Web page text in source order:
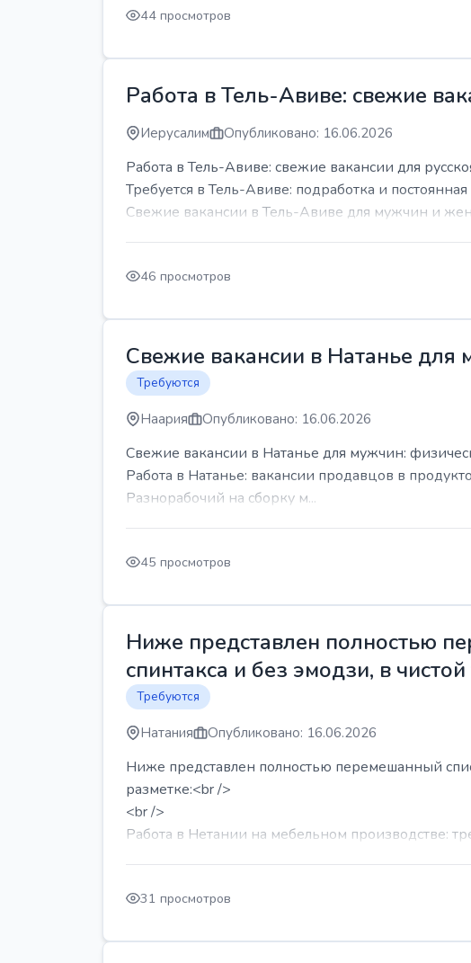
44 просмотров
Работа в Тель-Авиве: свежие
Иерусалим Опубликовано: 16.06.2026
Работа в Тель-Авиве: свежие вакансии для
Требуется в Тель-Авиве: подработка и
Свежие вакансии в Тель-Авиве для мужчин и
46 просмотров
Свежие вакансии в Натанье
Требуются
Наария Опубликовано: 16.06.2026
Свежие вакансии в Натанье для мужчин:
Работа в Натанье: вакансии продавцов в
Разнорабочий на сборку м...
45 просмотров
Ниже представлен полностью
спинтакса и без эмодзи, в
Требуются
Натания Опубликовано: 16.06.2026
Ниже представлен полностью перемешанный
разметке:<br />
<br />
Работа в Нетании на мебельном производстве:
31 просмотров